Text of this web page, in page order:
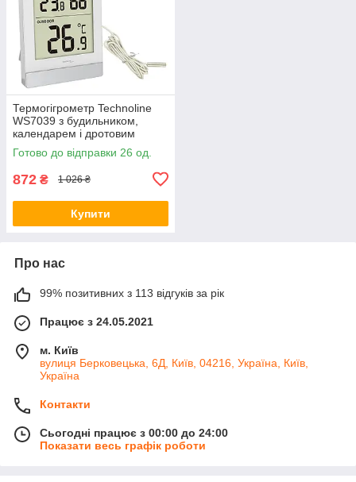
Термогігрометр Technoline
WS7039 з будильником,
календарем і дротовим
сенсором 140 см, білий
Готово до відправки 26 од.
872 ₴ 1 026 ₴
Купити
Про нас
99% позитивних з 113 відгуків за рік
Працює з 24.05.2021
м. Київ
вулиця Берковецька, 6Д, Київ, 04216, Україна, Київ,
Україна
Контакти
Сьогодні працює з 00:00 до 24:00
Показати весь графік роботи